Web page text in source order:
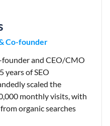
Co-founder
founder and CEO/CMO
years of SEO
scaled the
monthly visits, with
organic searches